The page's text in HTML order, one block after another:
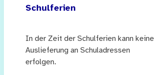
Schulferien
In der Zeit der Schulferien kann keine
Auslieferung an Schuladressen
erfolgen.